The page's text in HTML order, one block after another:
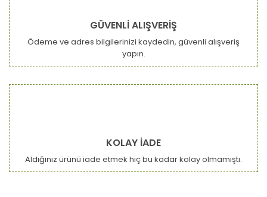
Ürün açıklamasında eksik bilgiler bulunuyor.
Ürün bilgilerinde hatalar bulunuyor.
Ürün fiyatı diğer sitelerden daha pahalı.
Gönder
GÜVENLİ ALIŞVERİŞ
Ödeme ve adres bilgilerinizi kaydedin, güvenli alışveriş
yapın.
KOLAY İADE
Aldığınız ürünü iade etmek hiç bu kadar kolay olmamıştı.